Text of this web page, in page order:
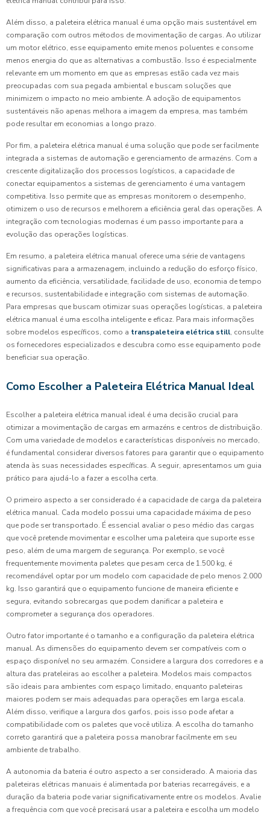
Além disso, a paleteira elétrica manual é uma opção mais sustentável em
comparação com outros métodos de movimentação de cargas. Ao utilizar
um motor elétrico, esse equipamento emite menos poluentes e consome
menos energia do que as alternativas a combustão. Isso é especialmente
relevante em um momento em que as empresas estão cada vez mais
preocupadas com sua pegada ambiental e buscam soluções que
minimizem o impacto no meio ambiente. A adoção de equipamentos
sustentáveis não apenas melhora a imagem da empresa, mas também
pode resultar em economias a longo prazo.
Por fim, a paleteira elétrica manual é uma solução que pode ser facilmente
integrada a sistemas de automação e gerenciamento de armazéns. Com a
crescente digitalização dos processos logísticos, a capacidade de
conectar equipamentos a sistemas de gerenciamento é uma vantagem
competitiva. Isso permite que as empresas monitorem o desempenho,
otimizem o uso de recursos e melhorem a eficiência geral das operações. A
integração com tecnologias modernas é um passo importante para a
evolução das operações logísticas.
Em resumo, a paleteira elétrica manual oferece uma série de vantagens
significativas para a armazenagem, incluindo a redução do esforço físico,
aumento da eficiência, versatilidade, facilidade de uso, economia de tempo
e recursos, sustentabilidade e integração com sistemas de automação.
Para empresas que buscam otimizar suas operações logísticas, a paleteira
elétrica manual é uma escolha inteligente e eficaz. Para mais informações
sobre modelos específicos, como a transpaleteira elétrica still, consulte
os fornecedores especializados e descubra como esse equipamento pode
beneficiar sua operação.
Como Escolher a Paleteira Elétrica Manual Ideal
Escolher a paleteira elétrica manual ideal é uma decisão crucial para
otimizar a movimentação de cargas em armazéns e centros de distribuição.
Com uma variedade de modelos e características disponíveis no mercado,
é fundamental considerar diversos fatores para garantir que o equipamento
atenda às suas necessidades específicas. A seguir, apresentamos um guia
prático para ajudá-lo a fazer a escolha certa.
O primeiro aspecto a ser considerado é a capacidade de carga da paleteira
elétrica manual. Cada modelo possui uma capacidade máxima de peso
que pode ser transportado. É essencial avaliar o peso médio das cargas
que você pretende movimentar e escolher uma paleteira que suporte esse
peso, além de uma margem de segurança. Por exemplo, se você
frequentemente movimenta paletes que pesam cerca de 1.500 kg, é
recomendável optar por um modelo com capacidade de pelo menos 2.000
kg. Isso garantirá que o equipamento funcione de maneira eficiente e
segura, evitando sobrecargas que podem danificar a paleteira e
comprometer a segurança dos operadores.
Outro fator importante é o tamanho e a configuração da paleteira elétrica
manual. As dimensões do equipamento devem ser compatíveis com o
espaço disponível no seu armazém. Considere a largura dos corredores e a
altura das prateleiras ao escolher a paleteira. Modelos mais compactos
são ideais para ambientes com espaço limitado, enquanto paleteiras
maiores podem ser mais adequadas para operações em larga escala.
Além disso, verifique a largura dos garfos, pois isso pode afetar a
compatibilidade com os paletes que você utiliza. A escolha do tamanho
correto garantirá que a paleteira possa manobrar facilmente em seu
ambiente de trabalho.
A autonomia da bateria é outro aspecto a ser considerado. A maioria das
paleteiras elétricas manuais é alimentada por baterias recarregáveis, e a
duração da bateria pode variar significativamente entre os modelos. Avalie
a frequência com que você precisará usar a paleteira e escolha um modelo